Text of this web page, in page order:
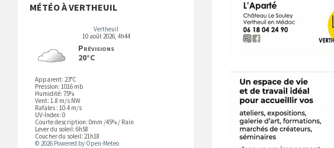
MÉTÉO À VERTHEUIL
Vertheuil
10 août 2026, 4h44
Prévisions
20°C
Apparent: 23°C
Pression: 1016 mb
Humidité: 75%
Vent: 1.8 m/s NW
Rafales : 10.4 m/s
UV-Index: 0
Courte description: 0mm /45% / Rain
Lever du soleil: 6h58
Coucher du soleil: 21h18
© 2026 Powered by Open-Meteo